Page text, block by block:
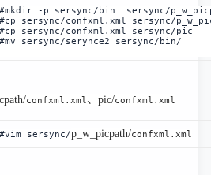
-p sersync/bin sersync/
sersync/confxml.xml sersync/
sersync/confxml.xml sersync/pic
sersync/serynce2 sersync/bin/
confxml.xml、pic/confxml.xml
sersync/p_w_picpath/confxml.xml